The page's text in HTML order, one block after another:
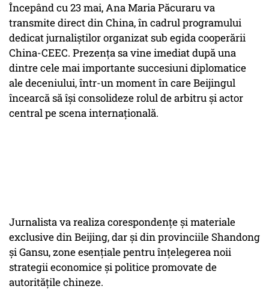
Începând cu 23 mai, Ana Maria Păcuraru va
transmite direct din China, în cadrul programului
dedicat jurnaliștilor organizat sub egida cooperării
China-CEEC. Prezența sa vine imediat după una
dintre cele mai importante succesiuni diplomatice
ale deceniului, într-un moment în care Beijingul
încearcă să își consolideze rolul de arbitru și actor
central pe scena internațională.
Jurnalista va realiza corespondențe și materiale
exclusive din Beijing, dar și din provinciile Shandong
și Gansu, zone esențiale pentru înțelegerea noii
strategii economice și politice promovate de
autoritățile chineze.